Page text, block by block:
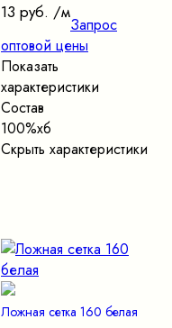
13 руб. /м
Запрос
оптовой цены
Показать
характеристики
Состав
100%хб
Скрыть характеристики
Ложная сетка 160 белая